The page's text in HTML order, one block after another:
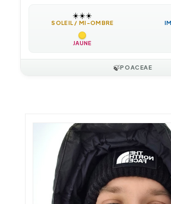
☀️☀️☀️
SOLEIL / MI-OMBRE
JAUNE
🍃POACEAE